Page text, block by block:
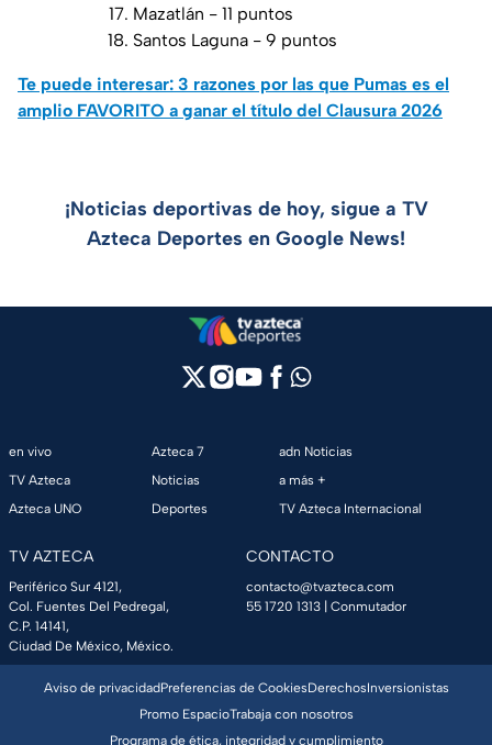
Mazatlán - 11 puntos
Santos Laguna - 9 puntos
Te puede interesar: 3 razones por las que Pumas es el
amplio FAVORITO a ganar el título del Clausura 2026
¡Noticias deportivas de hoy, sigue a TV
Azteca Deportes en Google News!
en vivo
TV Azteca
Azteca UNO
Azteca 7
Noticias
Deportes
adn Noticias
a más +
TV Azteca Internacional
TV AZTECA
Periférico Sur 4121,
Col. Fuentes Del Pedregal,
C.P. 14141,
Ciudad De México, México.
CONTACTO
contacto@tvazteca.com
55 1720 1313 | Conmutador
Aviso de privacidadPreferencias de CookiesDerechosInversionistas
Promo EspacioTrabaja con nosotros
Programa de ética, integridad y cumplimiento